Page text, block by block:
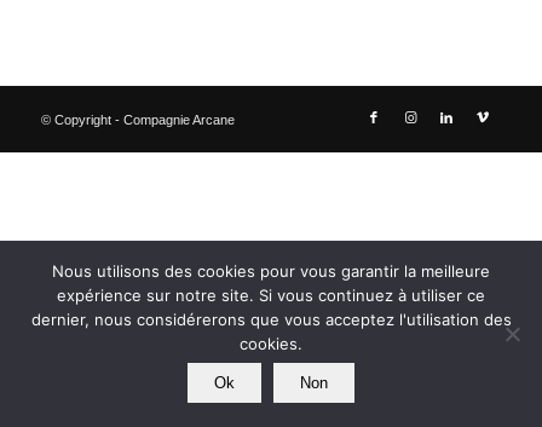
© Copyright - Compagnie Arcane
Nous utilisons des cookies pour vous garantir la meilleure
expérience sur notre site. Si vous continuez à utiliser ce
dernier, nous considérerons que vous acceptez l'utilisation des
cookies.
Ok Non